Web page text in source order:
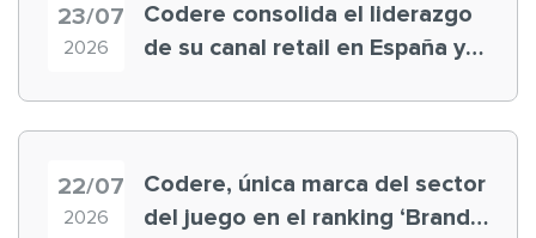
23/07
2026
Codere consolida el liderazgo
de su canal retail en España y
22/07
2026
Codere, única marca del sector
del juego en el ranking ‘Brand